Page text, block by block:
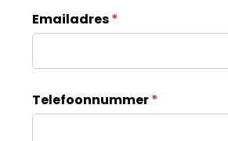
Emailadres*
Telefoonnummer*